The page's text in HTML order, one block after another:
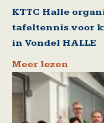
KTTC Halle
tafeltennis voor
in Vondel HALLE
Meer lezen